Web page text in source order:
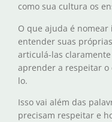
como sua cultura os
O que ajuda é nomear
entender suas
articulá-las
aprender a respeitar
lo.
Isso vai além das
precisam respeitar e